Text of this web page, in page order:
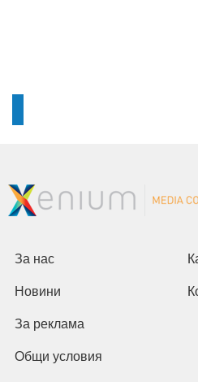
За нас
Новини
За реклама
Общи условия